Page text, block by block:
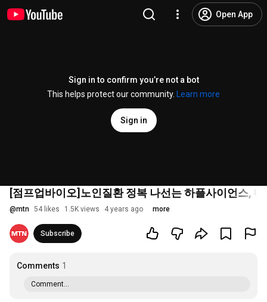
Open App
Sign in to confirm you’re not a bot
This helps protect our community.
Learn more
Sign in
[점프업바이오]노인질환 정복 나선는 하플사이언스,
@mtn 54 likes 1.5K views 4 years ago more
Subscribe
Comments 1
Comment...